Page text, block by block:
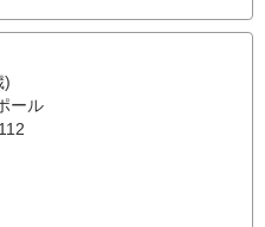
)
ール